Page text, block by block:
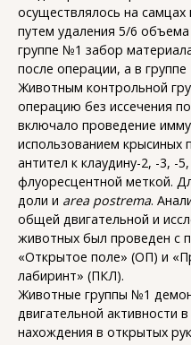
осуществлялось на самцах
путем удаления 5/6
группе №1 забор
после операции, а в
Животным контрольной
операцию без иссечения
включало проведение
использованием крысиных
антител к клаудину-2, -3, -
флуоресцентной меткой.
доли и area postrema.
общей двигательной и
животных был проведен с
«Открытое поле» (ОП) и
лабиринт» (ПКЛ).
Животные группы №1
двигательной активности
нахождения в открытых